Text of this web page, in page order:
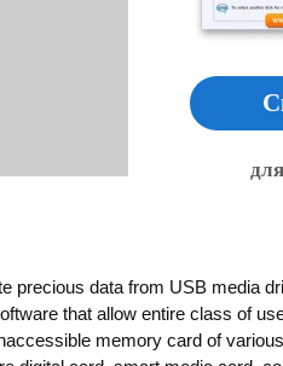
precious data from USB media
that allow entire class of
memory card of